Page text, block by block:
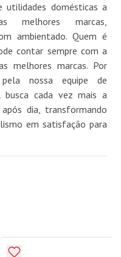
utilidades domésticas a
melhores marcas,
ambientado. Quem é
contar sempre com a
melhores marcas. Por
nossa equipe de
busca cada vez mais a
dia, transformando
em satisfação para